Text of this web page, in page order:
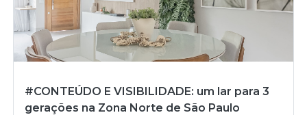
#CONTEÚDO E VISIBILIDADE: um lar para 3
gerações na Zona Norte de São Paulo